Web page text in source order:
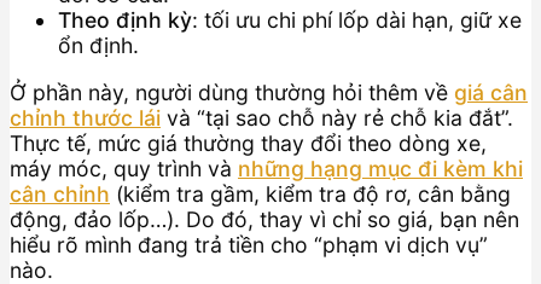
Theo định kỳ: tối ưu chi phí lốp dài hạn, giữ xe
ổn định.
Ở phần này, người dùng thường hỏi thêm về giá cân
chỉnh thước lái và “tại sao chỗ này rẻ chỗ kia đắt”.
Thực tế, mức giá thường thay đổi theo dòng xe,
máy móc, quy trình và những hạng mục đi kèm khi
cân chỉnh (kiểm tra gầm, kiểm tra độ rơ, cân bằng
động, đảo lốp…). Do đó, thay vì chỉ so giá, bạn nên
hiểu rõ mình đang trả tiền cho “phạm vi dịch vụ”
nào.